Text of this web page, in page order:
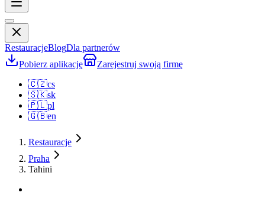
RestauracjeBlogDla partnerów
Pobierz aplikację
Zarejestruj swoją firmę
🇨🇿cs
🇸🇰sk
🇵🇱pl
🇬🇧en
Restauracje
Praha
Tahini